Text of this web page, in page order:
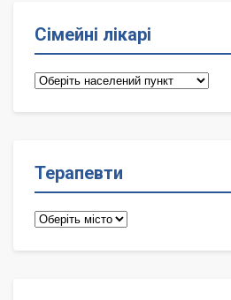
Сімейні лікарі
Сімейні
Терапевти
Терапевти